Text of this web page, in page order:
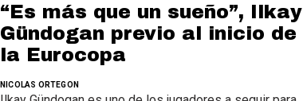
“Es más que un sueño”, Ilkay
Gündogan previo al inicio de
la Eurocopa
NICOLAS ORTEGON